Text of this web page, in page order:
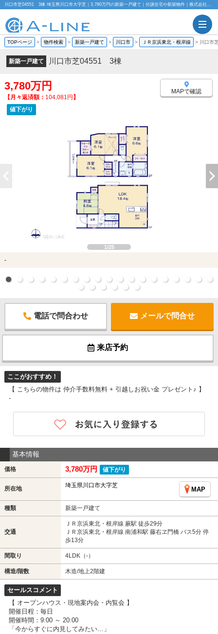
川口市芝04551 3棟 埼玉県川口市大字芝｜3,780万円の新築一戸建て｜分譲住宅や新築物件｜株式会社A-LINE
TOPページ > 物件検索 > 新築一戸建て > 川口市 > ＪＲ京浜東北・根岸線 > 川口
新築一戸建て 川口市芝04551 3棟
3,780万円
【月々返済額： 104,081円】
値下がり
MAPで確認
1/25
-
電話で問合わせ メールで問合せ
来店予約
ここがおすすめ！
【 こちらの物件は 仲介手数料無料 + 引越しお祝い金 プレゼント♪ 】
-
基本情報
価格 3,780万円 値下がり
所在地 埼玉県川口市大字芝
MAP
種類 新築一戸建て
交通
ＪＲ京浜東北・根岸線 蕨駅 徒歩29分
ＪＲ京浜東北・根岸線 南浦和駅 藤右ヱ門橋 バス5分 停
歩13分
間取り 4LDK（-）
構造/階数 木造/地上2階建
セールスコメント
【 オープンハウス・現地案内会・内覧会 】
開催日程：毎日
開催時間：9:00 ～ 20:00
「今からすぐに内見してみたい…」